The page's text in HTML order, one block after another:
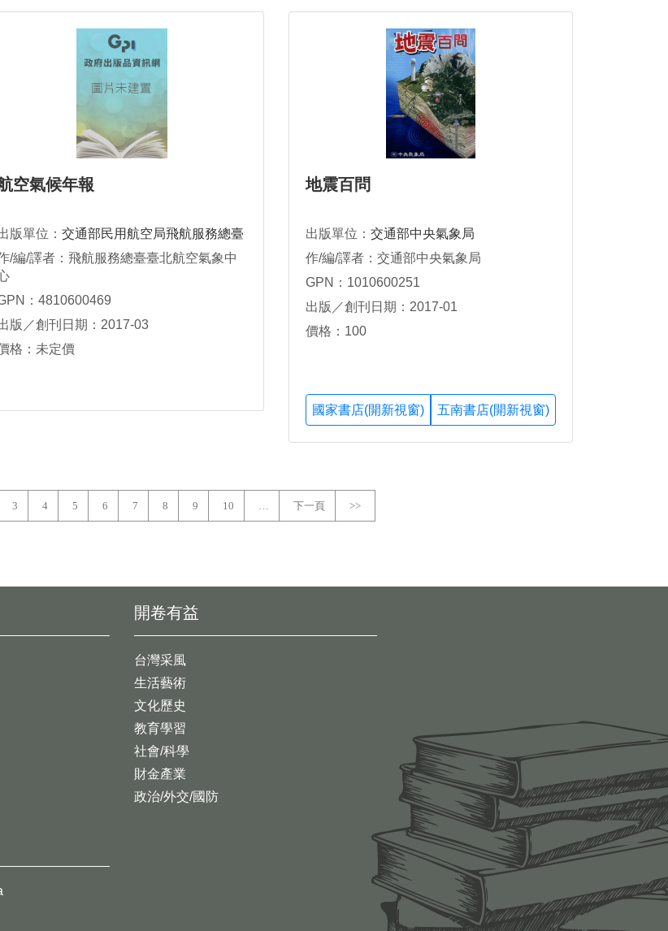
空氣候年報
版單位： 交通部民用航空局飛航服務總臺
/編/譯者：飛航服務總臺臺北航空氣象中
：4810600469
版／創刊日期：2017-03
格：未定價
地震百問
出版單位： 交通部中央氣象局
作/編/譯者：交通部中央氣象局
GPN：1010600251
出版／創刊日期：2017-01
價格：100
國家書店(開新視窗) 五南書店(開新視窗)
3 4 5 6 7 8 9 10 下一頁 >>
開卷有益
台灣采風
生活藝術
文化歷史
教育學習
社會/科學
財金產業
政治/外交/國防